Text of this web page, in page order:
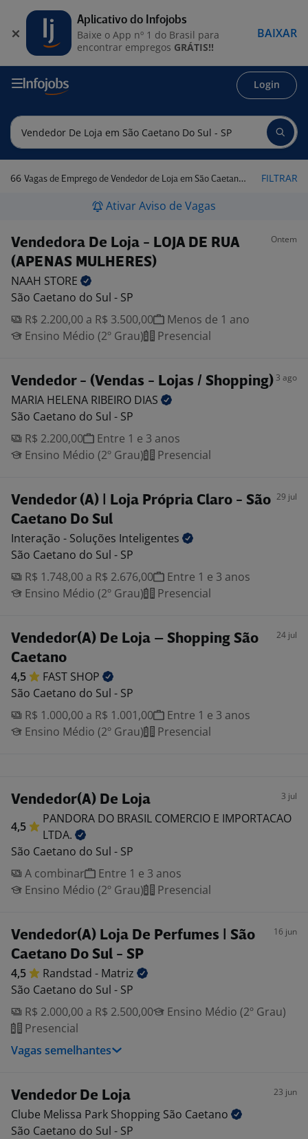
Login
66 Vagas de Emprego de Vendedor de Loja em São Caetano do Sul - SP FILTRAR
Ativar Aviso de Vagas
Vendedora De Loja - LOJA DE RUA
(APENAS MULHERES)
Ontem
NAAH STORE
São Caetano do Sul - SP
R$ 2.200,00 a R$ 3.500,00
Menos de 1 ano
Ensino Médio (2º Grau)
Presencial
Vendedor - (Vendas - Lojas / Shopping) 3 ago
MARIA HELENA RIBEIRO DIAS
São Caetano do Sul - SP
R$ 2.200,00
Entre 1 e 3 anos
Ensino Médio (2º Grau)
Presencial
Vendedor (A) | Loja Própria Claro - São
Caetano Do Sul
29 jul
Interação - Soluções Inteligentes
São Caetano do Sul - SP
R$ 1.748,00 a R$ 2.676,00
Entre 1 e 3 anos
Ensino Médio (2º Grau)
Presencial
Vendedor(A) De Loja – Shopping São
Caetano
24 jul
4,5 FAST SHOP
São Caetano do Sul - SP
R$ 1.000,00 a R$ 1.001,00
Entre 1 e 3 anos
Ensino Médio (2º Grau)
Presencial
Vendedor(A) De Loja 3 jul
4,5
PANDORA DO BRASIL COMERCIO E IMPORTACAO
LTDA.
São Caetano do Sul - SP
A combinar
Entre 1 e 3 anos
Ensino Médio (2º Grau)
Presencial
Vendedor(A) Loja De Perfumes | São
Caetano Do Sul - SP
16 jun
4,5 Randstad - Matriz
São Caetano do Sul - SP
R$ 2.000,00 a R$ 2.500,00
Ensino Médio (2º Grau)
Presencial
Vagas semelhantes
Vendedor De Loja 23 jun
Clube Melissa Park Shopping São Caetano
São Caetano do Sul - SP
Aplicativo do Infojobs
Baixe o App nº 1 do Brasil para
encontrar empregos GRÁTIS!!
BAIXAR